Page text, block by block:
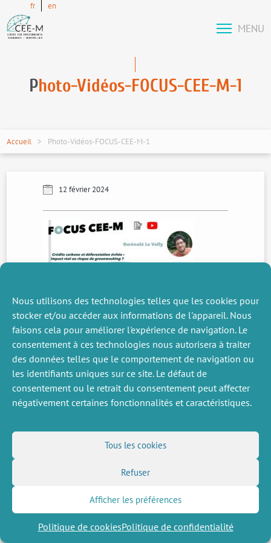
Nous utilisons des technologies telles que les cookies pour
stocker et/ou accéder aux informations de l'appareil. Nous
faisons cela pour améliorer l'expérience de navigation. Le
consentement à ces technologies nous autorisera à traiter
des données telles que le comportement de navigation ou
les identifiants uniques sur ce site. Le défaut de
consentement ou le retrait du consentement peut affecter
négativement certaines fonctionnalités et caractéristiques.
Tous les cookies
Refuser
Afficher les préférences
Politique de cookiesPolitique de confidentialité
fr en
MENU
Photo-Vidéos-FOCUS-CEE-M-1
Accueil Photo-Vidéos-FOCUS-CEE-M-1
12 février 2024
ACTUALITÉS
PRÉCÉDENTE
DIVERS
Offres d’emploi
Job market
NOUS SUIVRE
Flux RSS